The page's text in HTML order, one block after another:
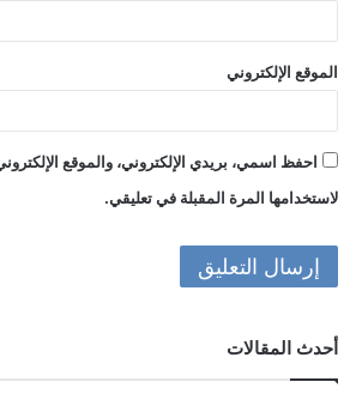
الموقع الإلكتروني
احفظ اسمي، بريدي الإلكتروني، والموقع
لاستخدامها المرة المقبلة في تعليقي.
أحدث المقالات